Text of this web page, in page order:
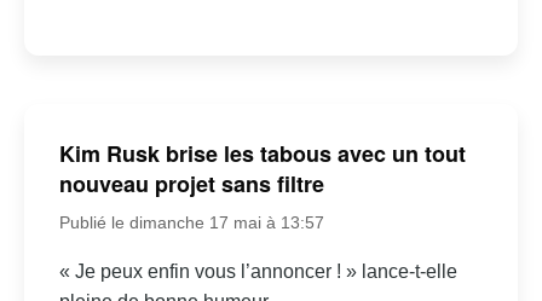
Kim Rusk brise les tabous avec un tout
nouveau projet sans filtre
Publié le dimanche 17 mai à 13:57
« Je peux enfin vous l’annoncer ! » lance-t-elle